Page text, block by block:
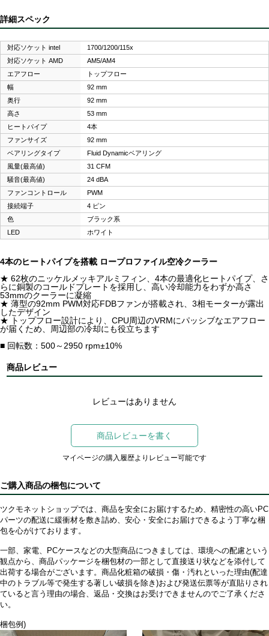
詳細スペック
対応ソケット intel
1700/1200/115x
対応ソケット AMD
AM5/AM4
エアフロー
トップフロー
幅
92 mm
奥行
92 mm
高さ
53 mm
ヒートパイプ
4本
ファンサイズ
92 mm
ベアリングタイプ
Fluid Dynamicベアリング
風量(最高値)
31 CFM
騒音(最高値)
24 dBA
ファンコントロール
PWM
接続端子
4 ピン
色
ブラック系
LED
ホワイト
4本のヒートパイプを搭載 ロープロファイル空冷クーラー
★ 62枚のニッケルメッキアルミフィン、4本の最適化ヒートパイプ、さ
らに銅製のコールドプレートを採用し、高い冷却能力をわずか高さ
53mmのクーラーに凝縮
★ 薄型の92mm PWM対応FDBファンが搭載され、3相モーターが露出
したデザイン
★ トップフロー設計により、CPU周辺のVRMにパッシブなエアフロー
が届くため、周辺部の冷却にも役立ちます
■ 回転数：500～2950 rpm±10%
商品レビュー
レビューはありません
商品レビューを書く
マイページの購入履歴よりレビュー可能です
ご購入商品の梱包について
ツクモネットショップでは、商品を安全にお届けするため、精密性の高いPC
パーツの配送に緩衝材を敷き詰め、安心・安全にお届けできるよう丁寧な梱
包を心がけております。
一部、家電、PCケースなどの大型商品につきましては、環境への配慮という
観点から、商品パッケージを梱包材の一部として直接送り状などを添付して
出荷する場合がございます。商品化粧箱の破損・傷・汚れといった理由(配達
中のトラブル等で発生する著しい破損を除き)および発送伝票等が直貼りされ
ていると言う理由の場合、返品・交換はお受けできませんのでご了承くださ
い。
梱包例)